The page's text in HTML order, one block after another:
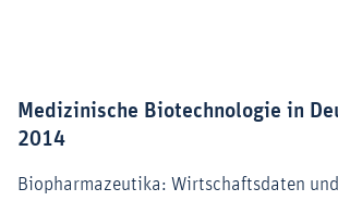
Medizinische Biotechnologie in
2014
Biopharmazeutika: Wirtschaftsdaten